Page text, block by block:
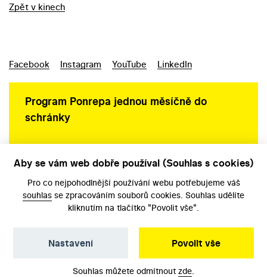
Zpět v kinech
Facebook Instagram YouTube LinkedIn
Program Ponrepa jednou měsíčně do
schránky
Aby se vám web dobře používal (Souhlas s cookies)
Pro co nejpohodlnější používání webu potřebujeme váš
souhlas se zpracováním souborů cookies. Souhlas udělíte
kliknutím na tlačítko "Povolit vše".
Povolit vše
Nastavení
Souhlas můžete odmítnout zde